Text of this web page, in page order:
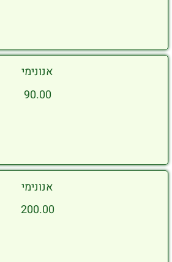
אנונימי
90.00
אנונימי
200.00